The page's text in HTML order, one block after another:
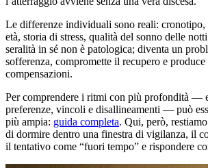
Le differenze individuali sono reali: cronotipo,
età, storia di stress, qualità del sonno delle
seralità in sé non è patologica; diventa un
sofferenza, compromette il recupero e
compensazioni.
Per comprendere i ritmi con più profondità —
preferenze, vincoli e disallineamenti — può
più ampia: guida completa. Qui, però,
di dormire dentro una finestra di vigilanza, il
il tentativo come “fuori tempo” e rispondere